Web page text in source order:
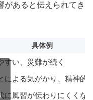
があると伝えられてき
具体例
すい、災難が続く
による気がかり、精神的
に風習が伝わりにくくな